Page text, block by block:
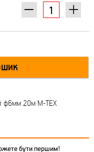
ф6мм 20м М-ТЕХ
бути першим!